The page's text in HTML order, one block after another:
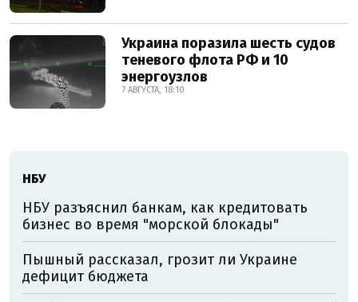
Украина поразила шесть судов
теневого флота РФ и 10
энергоузлов
7 АВГУСТА, 18:10
НБУ
НБУ разъяснил банкам, как кредитовать
бизнес во время "морской блокады"
Пышный рассказал, грозит ли Украине
дефицит бюджета